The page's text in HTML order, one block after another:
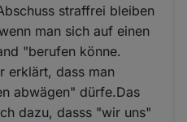
straffrei bleiben
man sich auf einen
"berufen könne.
erklärt, dass man
abwägen" dürfe.Das
dazu, dasss "wir uns"